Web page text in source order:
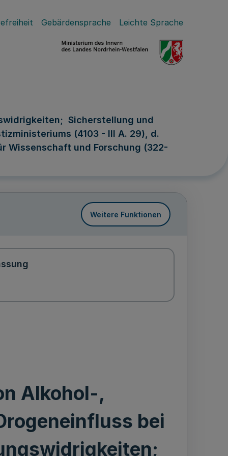
Gebärdensprache Leichte Sprache
Sicherstellung und
(4103 - III A. 29), d.
Wissenschaft und Forschung (322-
Weitere Funktionen
Alkohol-,
bei